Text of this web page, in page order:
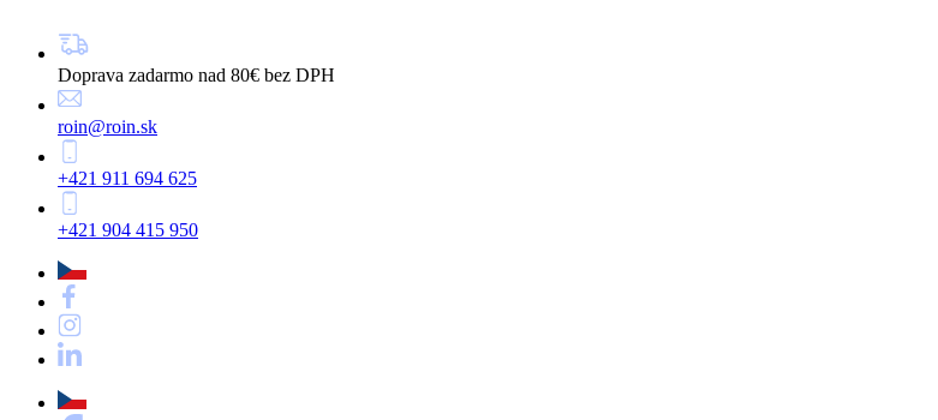
Doprava zadarmo nad 80€ bez DPH
roin@roin.sk
+421 911 694 625
+421 904 415 950